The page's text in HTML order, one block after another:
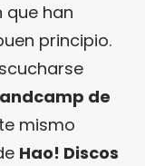
han
principio.
de
mismo
Hao! Discos